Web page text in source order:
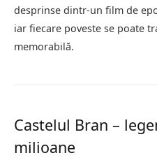
desprinse dintr-un film de
iar fiecare poveste se poate
memorabilă.
Castelul Bran –
milioane